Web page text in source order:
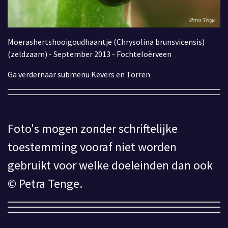
Moerashertshooigoudhaantje (Chrysolina brunsvicensis)
(zeldzaam) - September 2013 - Fochteloërveen
Ga verdernaar submenu Kevers en Torren
Foto's mogen zonder schriftelijke
toestemming vooraf niet worden
gebruikt voor welke doeleinden dan ook
© Petra Tenge.